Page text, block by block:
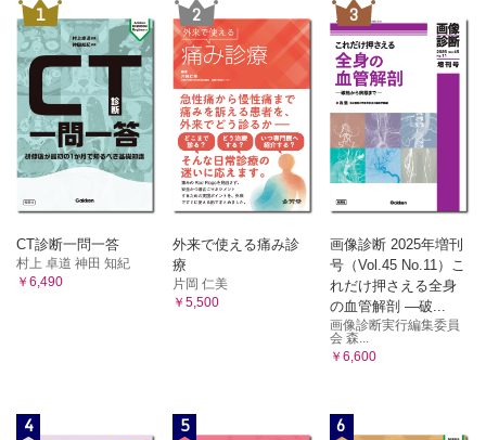
1
CT診断一問一答
村上 卓道 神田 知紀
￥6,490
2
外来で使える痛み診
療
片岡 仁美
￥5,500
3
画像診断 2025年増刊
号（Vol.45 No.11）こ
れだけ押さえる全身
の血管解剖 ―破...
画像診断実行編集委員
会 森...
￥6,600
4 5 6